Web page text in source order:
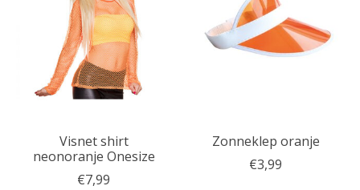
Visnet shirt
neonoranje Onesize
€7,99
Zonneklep oranje
€3,99